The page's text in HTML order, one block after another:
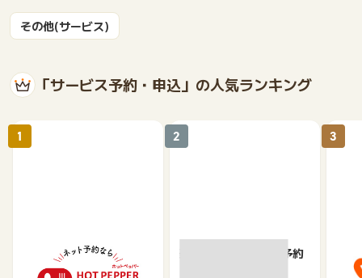
その他(サービス)
「サービス予約・申込」の人気ランキング
【ホットペッパーグル
メ】レストラン予約
1
楽天ぐるなびネット予約
2 3